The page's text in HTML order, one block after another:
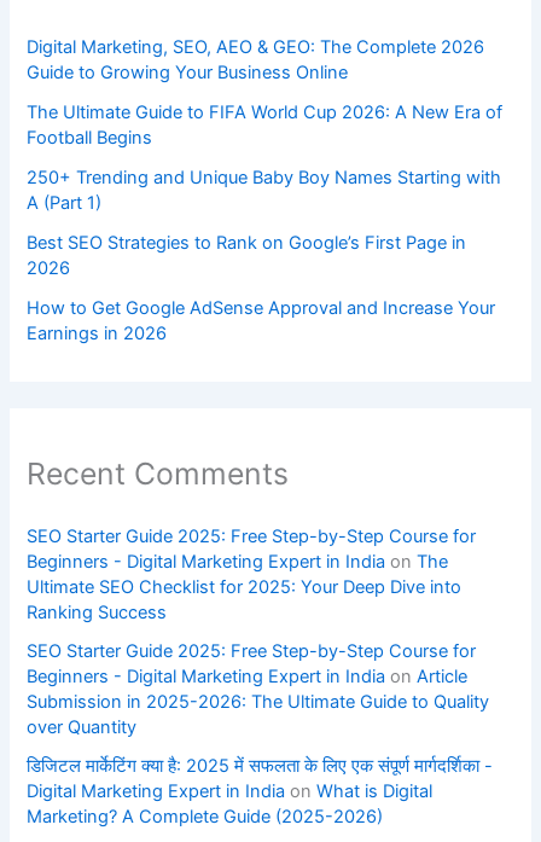
Digital Marketing, SEO, AEO & GEO: The Complete 2026
Guide to Growing Your Business Online
The Ultimate Guide to FIFA World Cup 2026: A New Era of
Football Begins
250+ Trending and Unique Baby Boy Names Starting with
A (Part 1)
Best SEO Strategies to Rank on Google’s First Page in
2026
How to Get Google AdSense Approval and Increase Your
Earnings in 2026
Recent Comments
SEO Starter Guide 2025: Free Step-by-Step Course for
Beginners - Digital Marketing Expert in India onThe
Ultimate SEO Checklist for 2025: Your Deep Dive into
Ranking Success
SEO Starter Guide 2025: Free Step-by-Step Course for
Beginners - Digital Marketing Expert in India onArticle
Submission in 2025-2026: The Ultimate Guide to Quality
over Quantity
डिजिटल मार्केटिंग क्या है: 2025 में सफलता के लिए एक संपूर्ण मार्गदर्शिका -
Digital Marketing Expert in India onWhat is Digital
Marketing? A Complete Guide (2025-2026)